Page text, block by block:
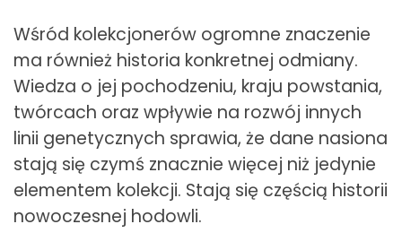
Wśród kolekcjonerów ogromne znaczenie
ma również historia konkretnej odmiany.
Wiedza o jej pochodzeniu, kraju powstania,
twórcach oraz wpływie na rozwój innych
linii genetycznych sprawia, że dane nasiona
stają się czymś znacznie więcej niż jedynie
elementem kolekcji. Stają się częścią historii
nowoczesnej hodowli.